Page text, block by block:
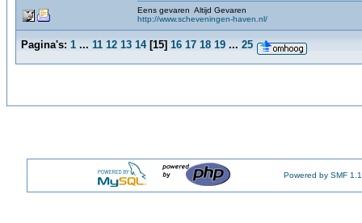
Eens gevaren Altijd Gevaren
http://www.scheveningen-haven.nl/
Pagina's: 1 ... 11 12 13 14[15] 16 17 18 19 ... 25
Powered by SMF